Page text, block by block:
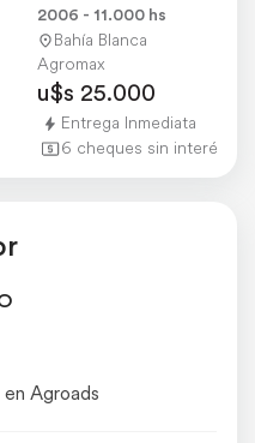
2006 - 11.000 hs
Bahía Blanca
Agromax
u$s 25.000
Entrega Inmediata
6 cheques sin interés
en Agroads